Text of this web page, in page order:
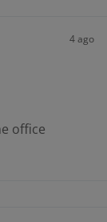
4 ago
office